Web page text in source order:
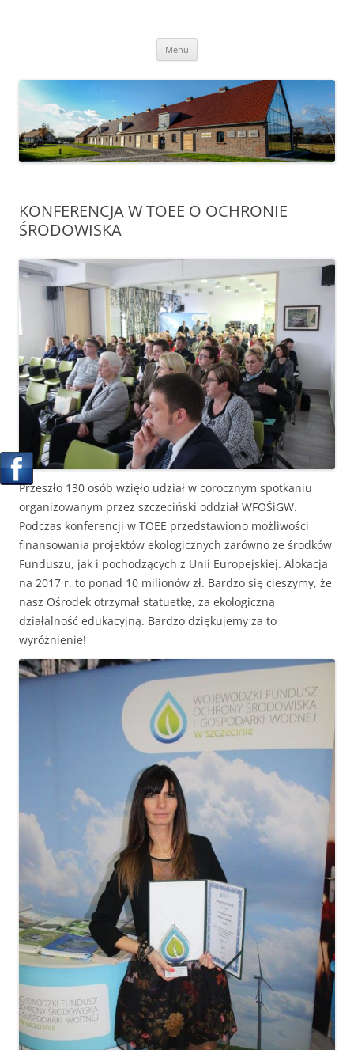
Ekologicznej w Zalesiu
Menu
KONFERENCJA W TOEE O OCHRONIE
ŚRODOWISKA
Przeszło 130 osób wzięło udział w corocznym spotkaniu
organizowanym przez szczeciński oddział WFOŚiGW.
Podczas konferencji w TOEE przedstawiono możliwości
finansowania projektów ekologicznych zarówno ze środków
Funduszu, jak i pochodzących z Unii Europejskiej. Alokacja
na 2017 r. to ponad 10 milionów zł. Bardzo się cieszymy, że
nasz Ośrodek otrzymał statuetkę, za ekologiczną
działalność edukacyjną. Bardzo dziękujemy za to
wyróżnienie!